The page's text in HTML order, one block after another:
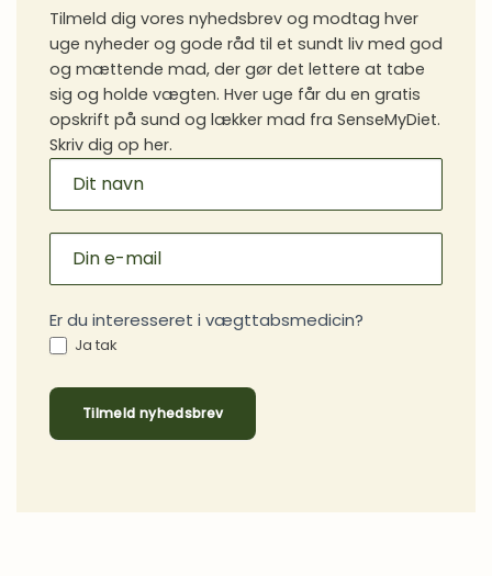
Tilmeld dig vores nyhedsbrev og modtag hver
uge nyheder og gode råd til et sundt liv med god
og mættende mad, der gør det lettere at tabe
sig og holde vægten. Hver uge får du en gratis
opskrift på sund og lækker mad fra SenseMyDiet.
Skriv dig op her.
MAILCHIMP
SIGNUP
Er du interesseret i vægttabsmedicin?
Ja tak
Tilmeld nyhedsbrev